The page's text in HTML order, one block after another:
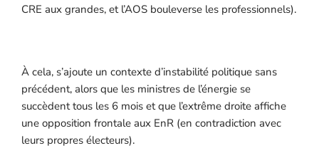
CRE aux grandes, et l’AOS bouleverse les professionnels).
À cela, s’ajoute un contexte d’instabilité politique sans
précédent, alors que les ministres de l’énergie se
succèdent tous les 6 mois et que l’extrême droite affiche
une opposition frontale aux EnR (en contradiction avec
leurs propres électeurs).